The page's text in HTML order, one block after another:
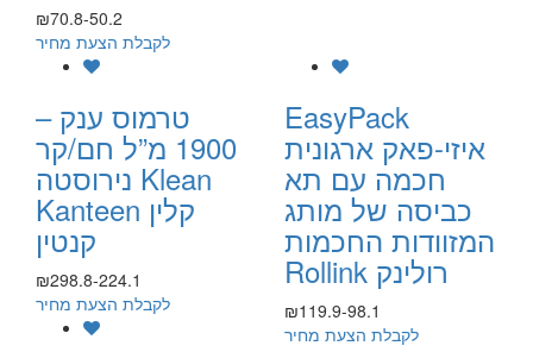
₪70.8-50.2
לקבלת הצעת מחיר
EasyPack
איזי-פאק ארגונית
חכמה עם תא
כביסה של מותג
המזוודות החכמות
Rollink רולינק
₪119.9-98.1
לקבלת הצעת מחיר
– טרמוס ענק
1900 מ”ל חם/קר
נירוסטה Klean
Kanteen קלין
קנטין
₪298.8-224.1
לקבלת הצעת מחיר